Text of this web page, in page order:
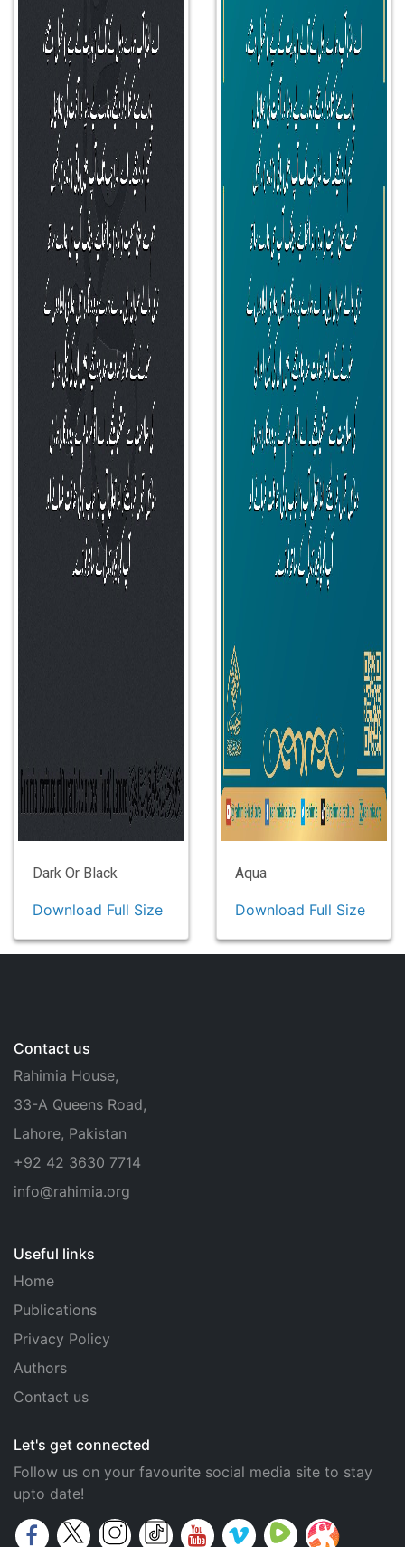
Dark Or Black
Download Full Size
Aqua
Download Full Size
Contact us
Rahimia House,
33-A Queens Road,
Lahore, Pakistan
+92 42 3630 7714
info@rahimia.org
Useful links
Home
Publications
Privacy Policy
Authors
Contact us
Let's get connected
Follow us on your favourite social media site to stay
upto date!